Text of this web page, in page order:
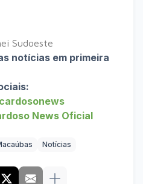
Sudoeste
notícias em primeira
News Oficial
Notícias